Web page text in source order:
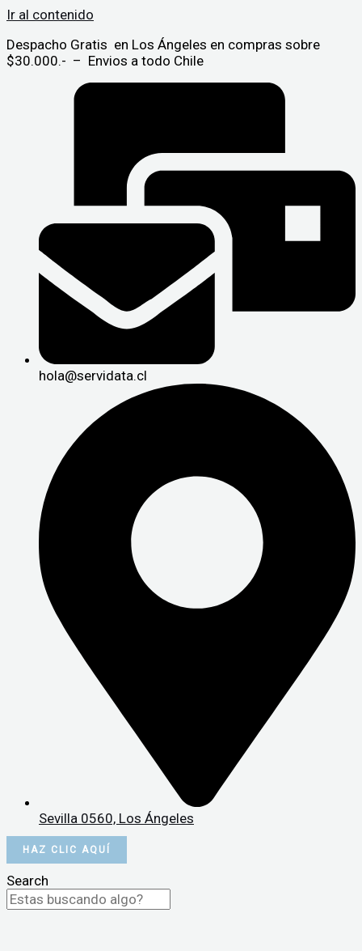
Ir al contenido
Despacho Gratis en Los Ángeles en compras sobre
$30.000.- – Envios a todo Chile
hola@servidata.cl
Sevilla 0560, Los Ángeles
HAZ CLIC AQUÍ
Search